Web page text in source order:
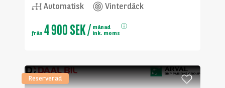
Automatisk
Vinterdäck
från 4 900 SEK/ månad
ink. moms
Reserverad